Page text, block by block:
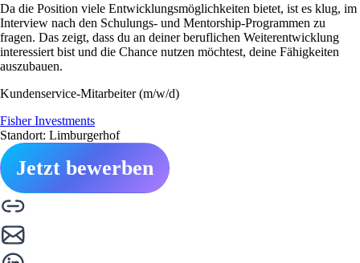
Da die Position viele Entwicklungsmöglichkeiten bietet, ist es klug, im
Interview nach den Schulungs- und Mentorship-Programmen zu
fragen. Das zeigt, dass du an deiner beruflichen Weiterentwicklung
interessiert bist und die Chance nutzen möchtest, deine Fähigkeiten
auszubauen.
Kundenservice-Mitarbeiter (m/w/d)
Fisher Investments
Standort: Limburgerhof
Jetzt bewerben